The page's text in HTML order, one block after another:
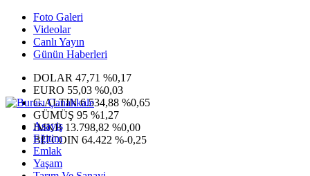
Foto Galeri
Videolar
Canlı Yayın
Günün Haberleri
DOLAR 47,71 %0,17
EURO 55,03 %0,03
G.ALTIN6.534,88 %0,65
GÜMÜŞ 95 %1,27
IMKB 13.798,82 %0,00
BITCOIN 64.422 %-0,25
Asayiş
Eğitim
Emlak
Yaşam